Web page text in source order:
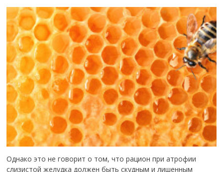
Однако это не говорит о том, что рацион при атрофии
слизистой желудка должен быть скудным и лишенным